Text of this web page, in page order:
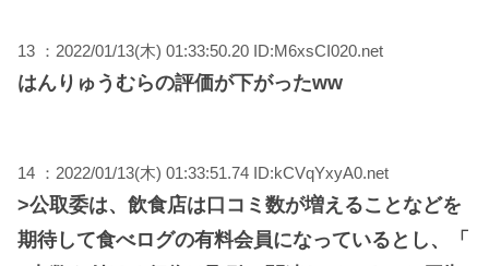
13 ：2022/01/13(木) 01:33:50.20 ID:M6xsCI020.net
はんりゅうむらの評価が下がったww
14 ：2022/01/13(木) 01:33:51.74 ID:kCVqYxyA0.net
>公取委は、飲食店は口コミ数が増えることなどを
期待して食べログの有料会員になっているとし、「